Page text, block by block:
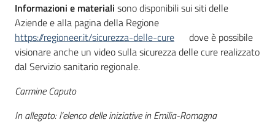
Informazioni e materiali sono disponibili sui siti delle
Aziende e alla pagina della Regione
https://regioneer.it/sicurezza-delle-cure
dove è possibile
visionare anche un video sulla sicurezza delle cure realizzato
dal Servizio sanitario regionale.
Carmine Caputo
In allegato: l’elenco delle iniziative in Emilia-Romagna